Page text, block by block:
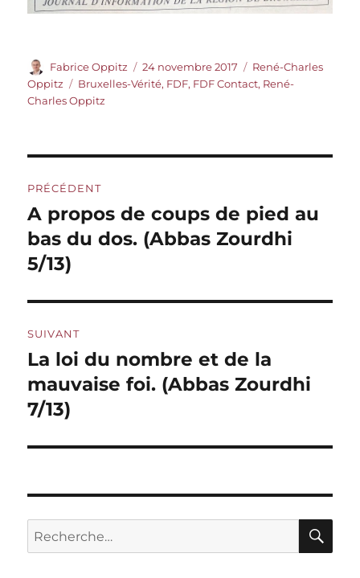
Auteur
Fabrice Oppitz
Publié
le
24 novembre 2017 Catégories
René-Charles
Oppitz
Étiquettes
Bruxelles-Vérité, FDF, FDF Contact, René-
Charles Oppitz
de
l’article
PRÉCÉDENT
Publication
précédente :
A propos de coups de pied au
bas du dos. (Abbas Zourdhi
5/13)
SUIVANT
Publication
suivante :
La loi du nombre et de la
mauvaise foi. (Abbas Zourdhi
7/13)
Recherche
pour :